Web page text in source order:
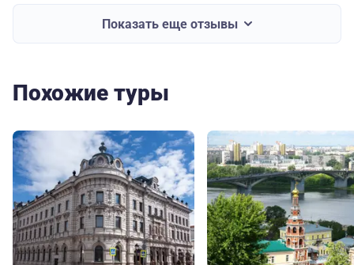
Показать еще отзывы
Похожие туры